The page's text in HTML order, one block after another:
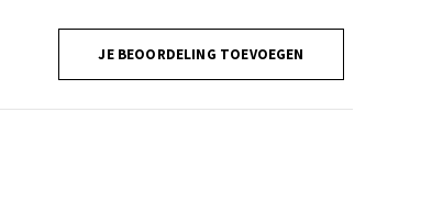
JE BEOORDELING TOEVOEGEN